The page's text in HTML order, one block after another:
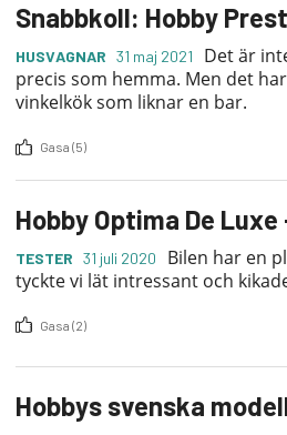
Snabbkoll: Hobby
HUSVAGNAR 31 maj 2021
Det är
precis som hemma. Men det
vinkelkök som liknar en bar.
Gasa (5)
Hobby Optima De
TESTER 31 juli 2020
Bilen har en
tyckte vi lät intressant och
Gasa (2)
Hobbys svenska